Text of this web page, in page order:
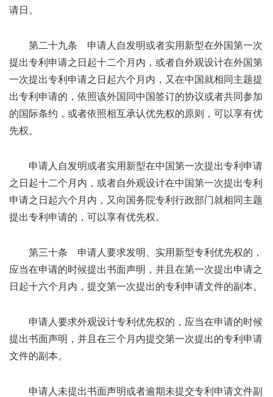
请日。
第二十九条 申请人自发明或者实用新型在外国第一次
提出专利申请之日起十二个月内，或者自外观设计在外国第
一次提出专利申请之日起六个月内，又在中国就相同主题提
出专利申请的，依照该外国同中国签订的协议或者共同参加
的国际条约，或者依照相互承认优先权的原则，可以享有优
先权。
申请人自发明或者实用新型在中国第一次提出专利申请
之日起十二个月内，或者自外观设计在中国第一次提出专利
申请之日起六个月内，又向国务院专利行政部门就相同主题
提出专利申请的，可以享有优先权。
第三十条 申请人要求发明、实用新型专利优先权的，
应当在申请的时候提出书面声明，并且在第一次提出申请之
日起十六个月内，提交第一次提出的专利申请文件的副本。
申请人要求外观设计专利优先权的，应当在申请的时候
提出书面声明，并且在三个月内提交第一次提出的专利申请
文件的副本。
申请人未提出书面声明或者逾期未提交专利申请文件副